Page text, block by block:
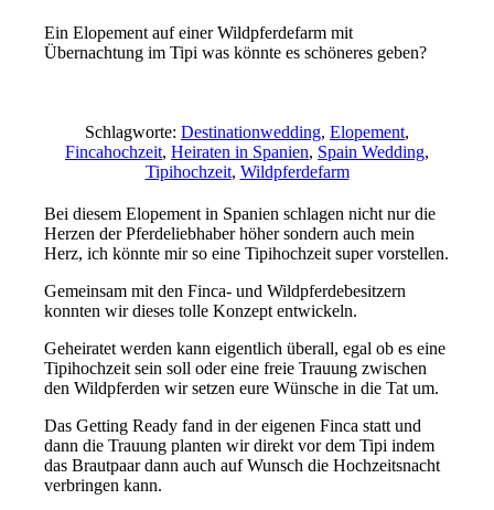
Ein Elopement auf einer Wildpferdefarm mit
Übernachtung im Tipi was könnte es schöneres geben?
Schlagworte: Destinationwedding, Elopement,
Fincahochzeit, Heiraten in Spanien, Spain Wedding,
Tipihochzeit, Wildpferdefarm
Bei diesem Elopement in Spanien schlagen nicht nur die
Herzen der Pferdeliebhaber höher sondern auch mein
Herz, ich könnte mir so eine Tipihochzeit super vorstellen.
Gemeinsam mit den Finca- und Wildpferdebesitzern
konnten wir dieses tolle Konzept entwickeln.
Geheiratet werden kann eigentlich überall, egal ob es eine
Tipihochzeit sein soll oder eine freie Trauung zwischen
den Wildpferden wir setzen eure Wünsche in die Tat um.
Das Getting Ready fand in der eigenen Finca statt und
dann die Trauung planten wir direkt vor dem Tipi indem
das Brautpaar dann auch auf Wunsch die Hochzeitsnacht
verbringen kann.